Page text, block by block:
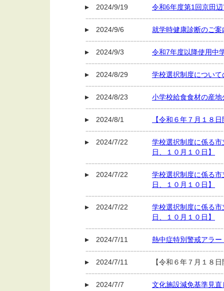
2024/9/19 令和6年度第1回京田
2024/9/6 就学時健康診断のご
2024/9/3 令和7年度以降使用中
2024/8/29 学校選択制度につい
2024/8/23 小学校給食食材の産
2024/8/1 【令和６年７月１８
2024/7/22
学校選択制度に係る
日、１０月１０日】
2024/7/22
学校選択制度に係る
日、１０月１０日】
2024/7/22
学校選択制度に係る
日、１０月１０日】
2024/7/11 熱中症特別警戒アラ
2024/7/11 【令和６年７月１８
2024/7/7 文化施設減免基準見